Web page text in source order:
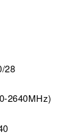
28
2640MHz)